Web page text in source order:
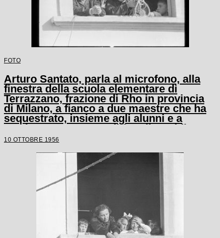
FOTO
Arturo Santato, parla al microfono, alla
finestra della scuola elementare di
Terrazzano, frazione di Rho in provincia
di Milano, a fianco a due maestre che ha
sequestrato, insieme agli alunni e a
un'altra maestra, con il fratello Egidio
10 OTTOBRE 1956